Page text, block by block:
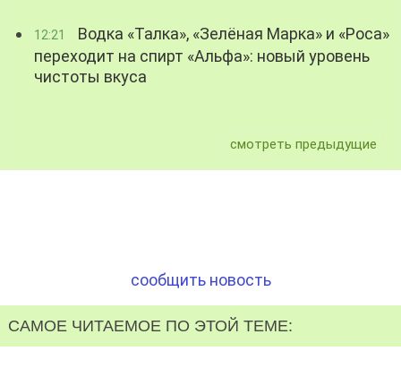
12:21
Водка «Талка», «Зелёная Марка» и «Роса»
переходит на спирт «Альфа»: новый уровень
чистоты вкуса
смотреть предыдущие
сообщить новость
САМОЕ ЧИТАЕМОЕ ПО ЭТОЙ ТЕМЕ: